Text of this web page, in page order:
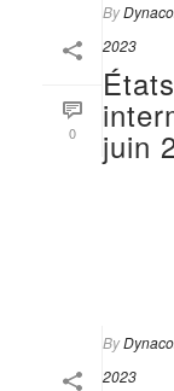
0
By
2023
juin
By
2023